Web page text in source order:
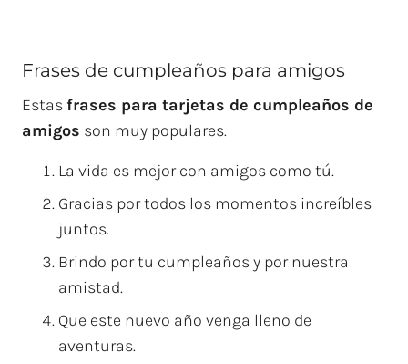
Frases de cumpleaños para amigos
Estas frases para tarjetas de cumpleaños de
amigos son muy populares.
La vida es mejor con amigos como tú.
Gracias por todos los momentos increíbles
juntos.
Brindo por tu cumpleaños y por nuestra
amistad.
Que este nuevo año venga lleno de
aventuras.